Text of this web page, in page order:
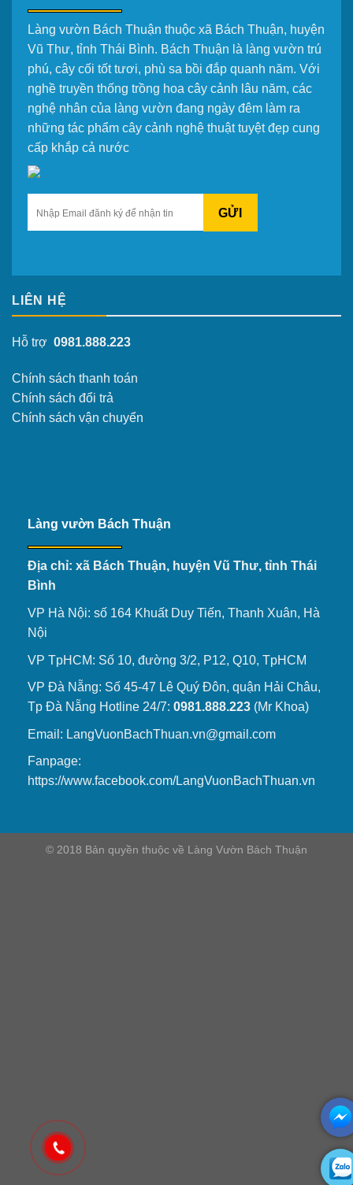
Làng vườn Bách Thuận thuộc xã Bách Thuận, huyện
Vũ Thư, tỉnh Thái Bình. Bách Thuận là làng vườn trú
phú, cây cối tốt tươi, phù sa bồi đắp quanh năm. Với
nghề truyền thống trồng hoa cây cảnh lâu năm, các
nghệ nhân của làng vườn đang ngày đêm làm ra
những tác phẩm cây cảnh nghệ thuật tuyệt đẹp cung
cấp khắp cả nước
GỬI
LIÊN HỆ
Hỗ trợ 0981.888.223
Chính sách thanh toán
Chính sách đổi trả
Chính sách vận chuyển
Làng vườn Bách Thuận
Địa chỉ: xã Bách Thuận, huyện Vũ Thư, tỉnh Thái
Bình
VP Hà Nội: số 164 Khuất Duy Tiến, Thanh Xuân, Hà
Nội
VP TpHCM: Số 10, đường 3/2, P12, Q10, TpHCM
VP Đà Nẵng: Số 45-47 Lê Quý Đôn, quận Hải Châu,
Tp Đà Nẵng Hotline 24/7: 0981.888.223 (Mr Khoa)
Email: LangVuonBachThuan.vn@gmail.com
Fanpage:
https://www.facebook.com/LangVuonBachThuan.vn
© 2018 Bản quyền thuộc về Làng Vườn Bách Thuận